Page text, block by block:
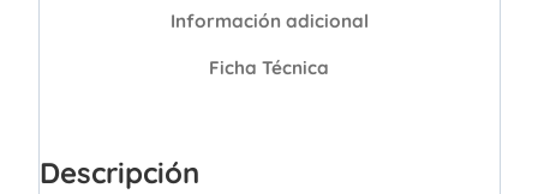
Información adicional
Ficha Técnica
Descripción